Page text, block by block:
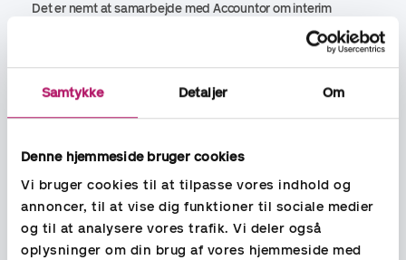
Samtykke Detaljer Om
Denne hjemmeside bruger cookies
Vi bruger cookies til at tilpasse vores indhold og
annoncer, til at vise dig funktioner til sociale medier
og til at analysere vores trafik. Vi deler også
oplysninger om din brug af vores hjemmeside med
Det er nemt at samarbejde med Accountor om interim
assistance og rekruttering. De forstår behovet, leverer, der
bliver fulgt op, og kommunikationen og aftalerne er tydelige.
Jeg kan klart anbefale Accountor.
dedikerede fagfolk, der er engageret i at udvikle og fremstille
HVAC&R-løsninger til marine- og offshore-industrien. Med
HVAC&R-ekspertise, der går tilbage til 1947, har
virksomheden etableret en stærk tilstedeværelse i Kina,
Danmark og Norge drevet af visionen om at være den
fortrukne HVAC&R-partner på alle markeder, de betjener.